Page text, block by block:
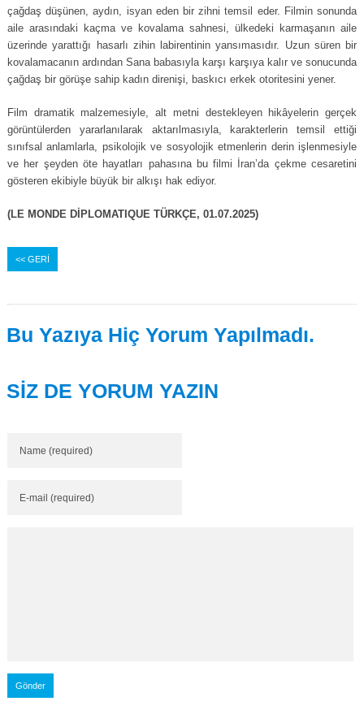
çağdaş düşünen, aydın, isyan eden bir zihni temsil eder. Filmin sonunda
aile arasındaki kaçma ve kovalama sahnesi, ülkedeki karmaşanın aile
üzerinde yarattığı hasarlı zihin labirentinin yansımasıdır. Uzun süren bir
kovalamacanın ardından Sana babasıyla karşı karşıya kalır ve sonucunda
çağdaş bir görüşe sahip kadın direnişi, baskıcı erkek otoritesini yener.
Film dramatik malzemesiyle, alt metni destekleyen hikâyelerin gerçek
görüntülerden yararlanılarak aktarılmasıyla, karakterlerin temsil ettiği
sınıfsal anlamlarla, psikolojik ve sosyolojik etmenlerin derin işlenmesiyle
ve her şeyden öte hayatları pahasına bu filmi İran’da çekme cesaretini
gösteren ekibiyle büyük bir alkışı hak ediyor.
(LE MONDE DİPLOMATIQUE TÜRKÇE, 01.07.2025)
<< GERİ
Bu Yazıya Hiç Yorum Yapılmadı.
SİZ DE YORUM YAZIN